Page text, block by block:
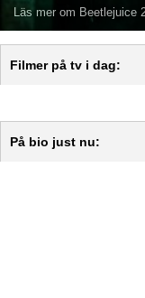
Läs mer om Beetlejuice
Filmer på tv i dag:
På bio just nu: